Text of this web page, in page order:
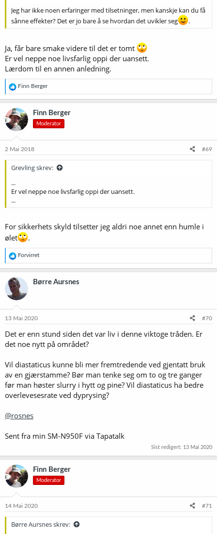
Jeg har ikke noen erfaringer med tilsetninger, men kanskje kan du få
sånne effekter? Det er jo bare å se hvordan det uvikler seg
.
Ja, får bare smake videre til det er tomt
Er vel neppe noe livsfarlig oppi der uansett.
Lærdom til en annen anledning.
R
e
a
k
s
j
o
e
Finn Berger
Finn Berger
Moderator
2 Mai 2018 #69
Grevling skrev:
...
Er vel neppe noe livsfarlig oppi der uansett.
...
For sikkerhets skyld tilsetter jeg aldri noe annet enn humle i
ølet
.
R
e
a
k
s
o
e
Forvirret
Børre Aursnes
13 Mai 2020 #70
Det er enn stund siden det var liv i denne viktoge tråden. Er
det noe nytt på området?
Vil diastaticus kunne bli mer fremtredende ved gjentatt bruk
av en gjærstamme? Bør man tenke seg om to og tre ganger
før man høster slurry i hytt og pine? Vil diastaticus ha bedre
overlevesesrate ved dyprysing?
@rosnes
Sent fra min SM-N950F via Tapatalk
Sist redigert: 13 Mai 2020
Finn Berger
Moderator
14 Mai 2020 #71
Børre Aursnes skrev: